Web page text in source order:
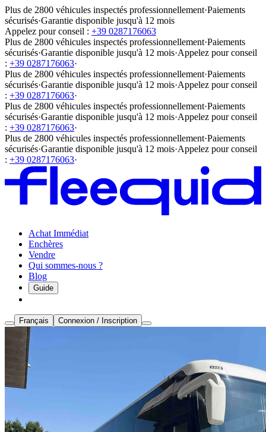
Plus de 2800 véhicules inspectés professionnellement·Paiements
sécurisés·Garantie disponible jusqu'à 12 mois
Appelez pour conseil : +39 0287176063
Plus de 2800 véhicules inspectés professionnellement·Paiements
sécurisés·Garantie disponible jusqu'à 12 mois·Appelez pour conseil
: +39 0287176063·
Plus de 2800 véhicules inspectés professionnellement·Paiements
sécurisés·Garantie disponible jusqu'à 12 mois·Appelez pour conseil
: +39 0287176063·
Plus de 2800 véhicules inspectés professionnellement·Paiements
sécurisés·Garantie disponible jusqu'à 12 mois·Appelez pour conseil
: +39 0287176063·
Plus de 2800 véhicules inspectés professionnellement·Paiements
sécurisés·Garantie disponible jusqu'à 12 mois·Appelez pour conseil
: +39 0287176063·
Achat Immédiat
Enchères
Vendre
Qui sommes-nous ?
Blog
Guide
Français Connexion / Inscription